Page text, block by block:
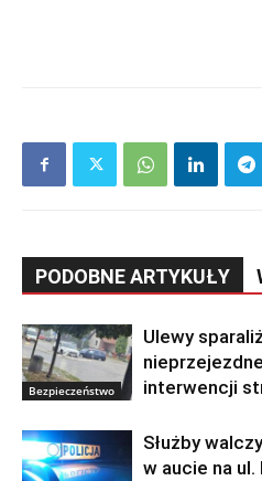
PODOBNE ARTYKUŁY
Bezpieczeństwo
Ulewy
interwencji
Służby
w aucie na